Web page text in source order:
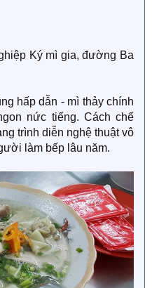
Ký mì gia, đường Ba
hấp dẫn - mì thảy chính
nức tiếng. Cách chế
trình diễn nghệ thuật vô
làm bếp lâu năm.